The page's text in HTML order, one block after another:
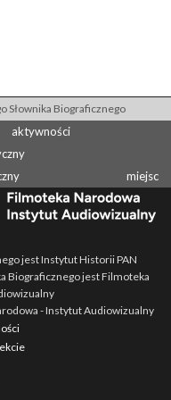
Słownika Biograficznego
aktywności
miejsc
jest Instytut Historii PAN
Biograficznego jest Filmoteka
- Instytut Audiowizualny